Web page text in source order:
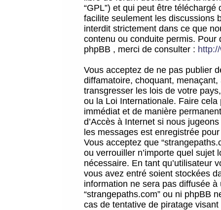
“GPL”) et qui peut être téléchargé
facilite seulement les discussions
interdit strictement dans ce que
contenu ou conduite permis.
phpBB , merci de consulter :
Vous acceptez de ne pas publier
diffamatoire, choquant,
transgresser les lois de votre
ou la Loi Internationale. Faire
immédiat et de manière
d’Accès à Internet si nous
les messages est enregistrée
Vous acceptez que
ou verrouiller n’importe quel sujet
nécessaire. En tant qu’utilisateur
vous avez entré soient stockées
information ne sera pas diffusée
“strangepaths.com” ou ni phpBB
cas de tentative de piratage